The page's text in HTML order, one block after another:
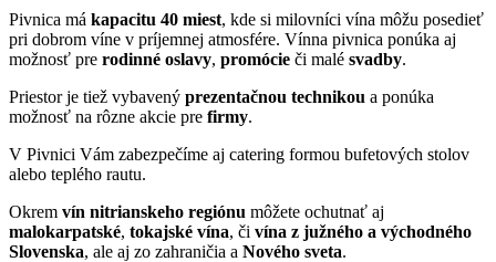
Pivnica má kapacitu 40 miest, kde si milovníci vína môžu posedieť
pri dobrom víne v príjemnej atmosfére. Vínna pivnica ponúka aj
možnosť pre rodinné oslavy, promócie či malé svadby.
Priestor je tiež vybavený prezentačnou technikou a ponúka
možnosť na rôzne akcie pre firmy.
V Pivnici Vám zabezpečíme aj catering formou bufetových stolov
alebo teplého rautu.
Okrem vín nitrianskeho regiónu môžete ochutnať aj
malokarpatské, tokajské vína, či vína z južného a východného
Slovenska, ale aj zo zahraničia a Nového sveta.